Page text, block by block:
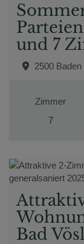
und 7
2500 Baden
Zimmer
7
Bad